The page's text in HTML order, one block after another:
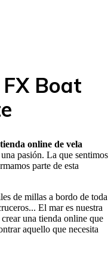
Boat
tienda online de vela
pasión. La que sentimos
parte de esta
de millas a bordo de toda
El mar es nuestra
una tienda online que
aquello que necesita